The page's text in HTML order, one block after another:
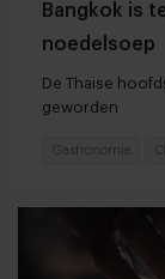
Bangkok is
noedelsoep
De Thaise
geworden
Gastronomie